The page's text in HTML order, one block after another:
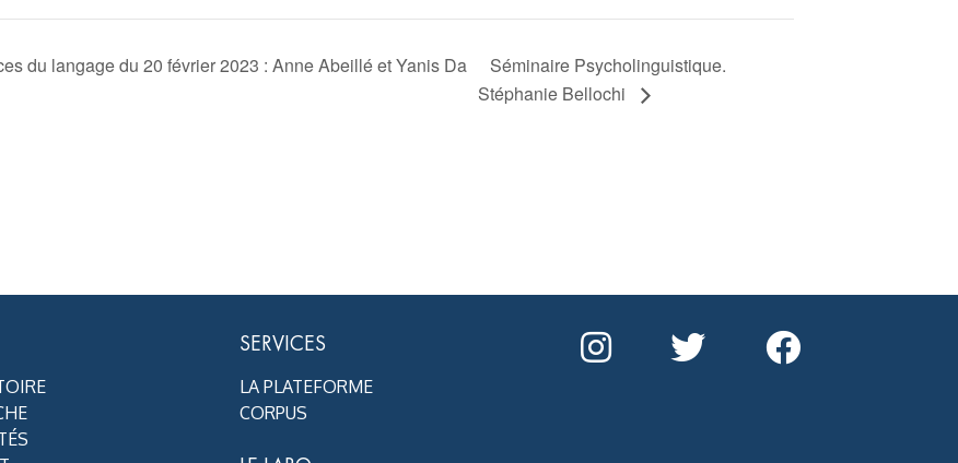
du langage du 20 février 2023 : Anne Abeillé et Yanis Da
Séminaire Psycholinguistique.
Stéphanie Bellochi
SERVICES
LA PLATEFORME
CORPUS